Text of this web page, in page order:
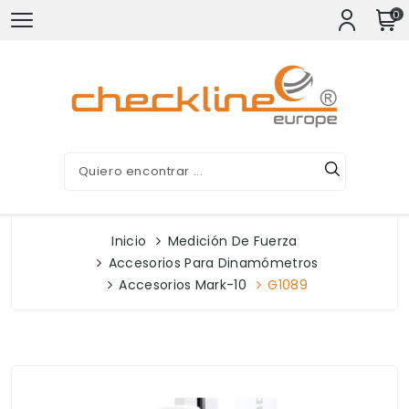
0
Inicio
Medición De Fuerza
Accesorios Para Dinamómetros
Accesorios Mark-10
G1089